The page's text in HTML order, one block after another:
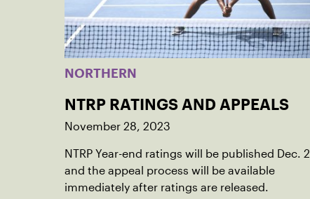
NORTHERN
NTRP RATINGS AND APPEALS
November 28, 2023
NTRP Year-end ratings will be published Dec. 2
and the appeal process will be available
immediately after ratings are released.